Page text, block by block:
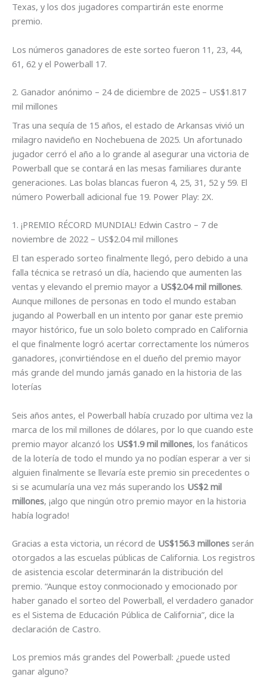
Texas, y los dos jugadores compartirán este enorme
premio.
Los números ganadores de este sorteo fueron 11, 23, 44,
61, 62 y el Powerball 17.
2. Ganador anónimo – 24 de diciembre de 2025 – US$1.817
mil millones
Tras una sequía de 15 años, el estado de Arkansas vivió un
milagro navideño en Nochebuena de 2025. Un afortunado
jugador cerró el año a lo grande al asegurar una victoria de
Powerball que se contará en las mesas familiares durante
generaciones. Las bolas blancas fueron 4, 25, 31, 52 y 59. El
número Powerball adicional fue 19. Power Play: 2X.
1. ¡PREMIO RÉCORD MUNDIAL! Edwin Castro – 7 de
noviembre de 2022 – US$2.04 mil millones
El tan esperado sorteo finalmente llegó, pero debido a una
falla técnica se retrasó un día, haciendo que aumenten las
ventas y elevando el premio mayor a US$2.04 mil millones.
Aunque millones de personas en todo el mundo estaban
jugando al Powerball en un intento por ganar este premio
mayor histórico, fue un solo boleto comprado en California
el que finalmente logró acertar correctamente los números
ganadores, ¡convirtiéndose en el dueño del premio mayor
más grande del mundo jamás ganado en la historia de las
loterías
Seis años antes, el Powerball había cruzado por ultima vez la
marca de los mil millones de dólares, por lo que cuando este
premio mayor alcanzó los US$1.9 mil millones, los fanáticos
de la lotería de todo el mundo ya no podían esperar a ver si
alguien finalmente se llevaría este premio sin precedentes o
si se acumularía una vez más superando los US$2 mil
millones, ¡algo que ningún otro premio mayor en la historia
había logrado!
Gracias a esta victoria, un récord de US$156.3 millones serán
otorgados a las escuelas públicas de California. Los registros
de asistencia escolar determinarán la distribución del
premio. “Aunque estoy conmocionado y emocionado por
haber ganado el sorteo del Powerball, el verdadero ganador
es el Sistema de Educación Pública de California”, dice la
declaración de Castro.
Los premios más grandes del Powerball: ¿puede usted
ganar alguno?